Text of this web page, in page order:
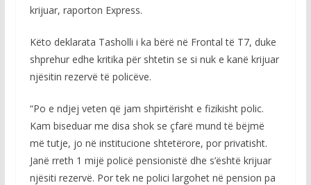
krijuar, raporton Express.
Këto deklarata Tasholli i ka bërë në Frontal të T7, duke
shprehur edhe kritika për shtetin se si nuk e kanë krijuar
njësitin rezervë të policëve.
“Po e ndjej veten që jam shpirtërisht e fizikisht polic.
Kam biseduar me disa shok se çfarë mund të bëjmë
më tutje, jo në institucione shtetërore, por privatisht.
Janë rreth 1 mijë policë pensionistë dhe s’është krijuar
njësiti rezervë. Por tek ne polici largohet në pension pa